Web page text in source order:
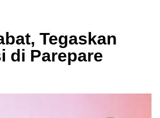
Tegaskan
di Parepare